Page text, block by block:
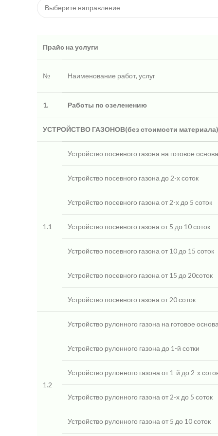
Прайс на услуги
№ Наименование работ, услуг
1. Работы по озеленению
УСТРОЙСТВО ГАЗОНОВ(без стоимости материала)
1.1
Устройство посевного газона на готовое
Устройство посевного газона до 2-х соток
Устройство посевного газона от 2-х до 5 соток
Устройство посевного газона от 5 до 10 соток
Устройство посевного газона от 10 до 15 соток
Устройство посевного газона от 15 до 20соток
Устройство посевного газона от 20 соток
1.2
Устройство рулонного газона на готовое
Устройство рулонного газона до 1-й сотки
Устройство рулонного газона от 1-й до 2-х
Устройство рулонного газона от 2-х до 5 соток
Устройство рулонного газона от 5 до 10 соток